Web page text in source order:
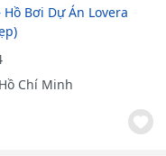
Bơi Dự Án Lovera
Chí Minh